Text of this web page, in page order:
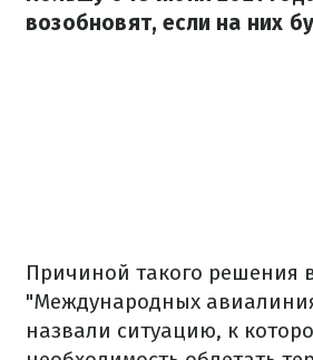
возобновят, если на них
Причиной такого решения
"Международных
назвали ситуацию, к